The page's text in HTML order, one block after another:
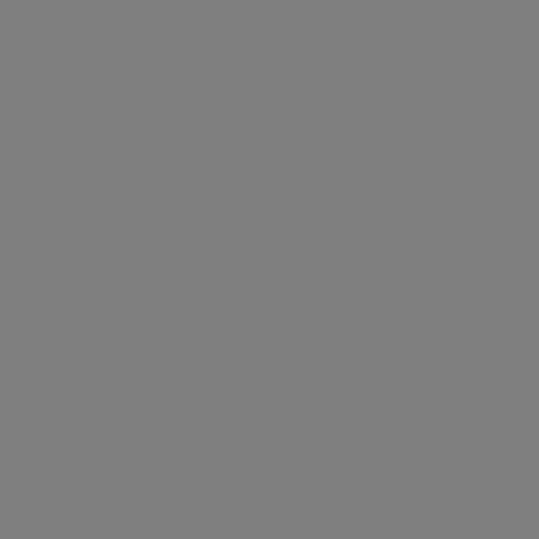
Brane Cantenac. Joli nez
de fraises des bois et de réglisse,
caramel. Belle finesse et richesse
tanins fermes et races. Trame
beaucoup de fraîcheur. Fort